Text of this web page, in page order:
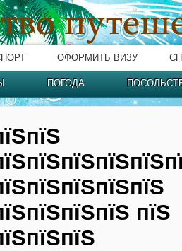
ОФОРМИТЬ ВИЗУ
ПОГОДА
пїЅ